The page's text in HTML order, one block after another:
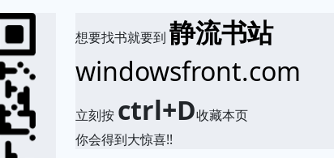
想要找书就要到静流书站
windowsfront.com
立刻按 ctrl+D收藏本页
你会得到大惊喜!!